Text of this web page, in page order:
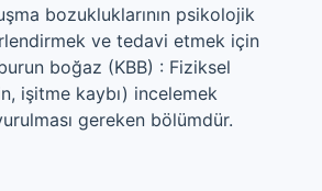
bozukluklarının psikolojik
ve tedavi etmek için
boğaz (KBB) : Fiziksel
işitme kaybı) incelemek
gereken bölümdür.